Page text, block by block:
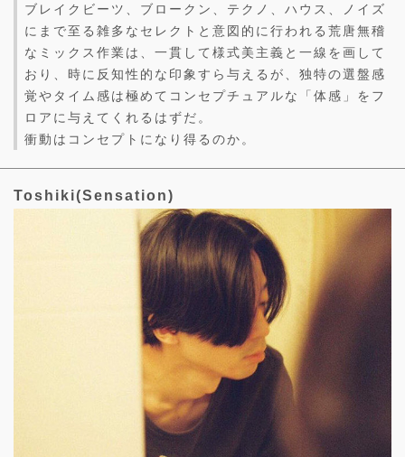
ブレイクビーツ、ブロークン、テクノ、ハウス、ノイズ
にまで至る雑多なセレクトと意図的に行われる荒唐無稽
なミックス作業は、一貫して様式美主義と一線を画して
おり、時に反知性的な印象すら与えるが、独特の選盤感
覚やタイム感は極めてコンセプチュアルな「体感」をフ
ロアに与えてくれるはずだ。
衝動はコンセプトになり得るのか。
Toshiki(Sensation)